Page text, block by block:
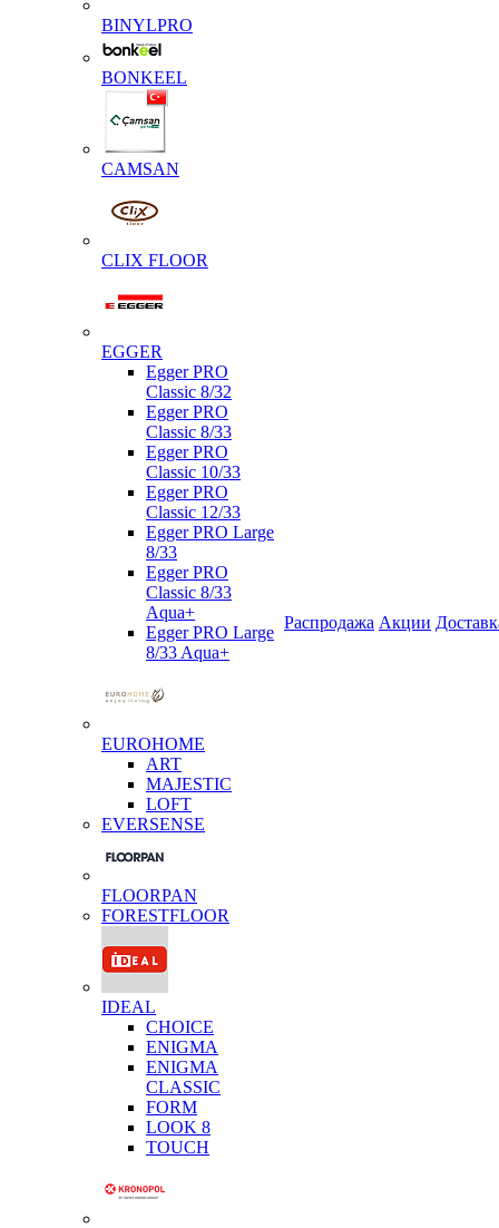
BINYLPRO
BONKEEL
CAMSAN
CLIX FLOOR
EGGER
Egger PRO
Classic 8/32
Egger PRO
Classic 8/33
Egger PRO
Classic 10/33
Egger PRO
Classic 12/33
Egger PRO Large
8/33
Egger PRO
Classic 8/33
Aqua+
Egger PRO Large
8/33 Aqua+
EUROHOME
ART
MAJESTIC
LOFT
EVERSENSE
FLOORPAN
FORESTFLOOR
IDEAL
CHOICE
ENIGMA
ENIGMA
CLASSIC
FORM
LOOK 8
TOUCH
Распродажа Акции